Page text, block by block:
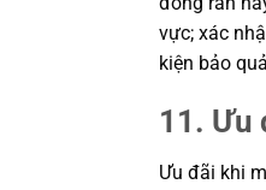
vực; xác
kiện bảo
11. Ưu
Ưu đãi khi